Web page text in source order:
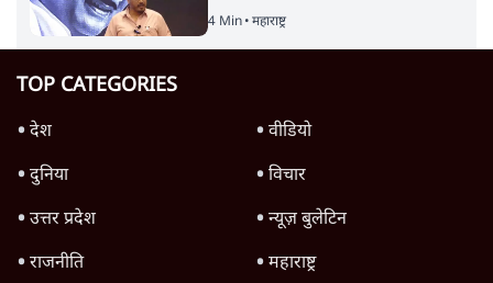
4 Min• महाराष्ट्र
TOP CATEGORIES
देश
वीडियो
दुनिया
विचार
उत्तर प्रदेश
न्यूज़ बुलेटिन
राजनीति
महाराष्ट्र